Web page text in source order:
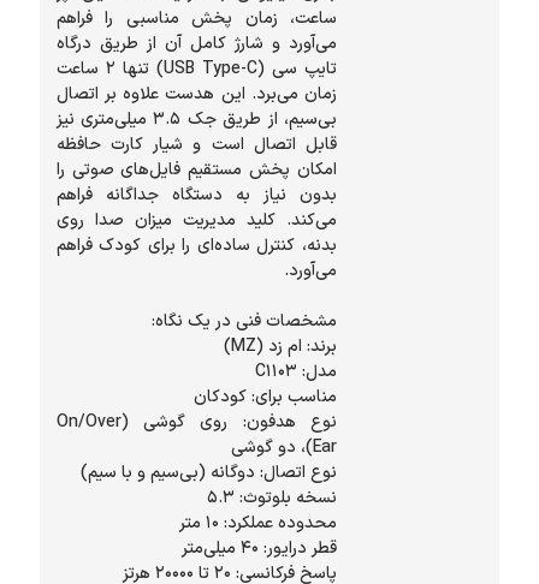
ساعت، زمان پخش مناسبی را فراهم
می‌آورد و شارژ کامل آن از طریق درگاه
تایپ سی (USB Type-C) تنها ۲ ساعت
زمان می‌برد. این هدست علاوه بر اتصال
بی‌سیم، از طریق جک ۳.۵ میلی‌متری نیز
قابل اتصال است و شیار کارت حافظه
امکان پخش مستقیم فایل‌های صوتی را
بدون نیاز به دستگاه جداگانه فراهم
می‌کند. کلید مدیریت میزان صدا روی
بدنه، کنترل ساده‌ای را برای کودک فراهم
مشخصات فنی در یک نگاه:
برند: ام زد (MZ)
مدل: C1103
مناسب برای: کودکان
نوع هدفون: روی گوشی (On/Over
Ear)، دو گوشی
نوع اتصال: دوگانه (بی‌سیم و با سیم)
نسخه بلوتوث: ۵.۳